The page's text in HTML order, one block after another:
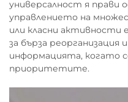
универсалност я прави
управлението на
или класни активности
за бърза реорганизация
информацията, когато
приоритетите.